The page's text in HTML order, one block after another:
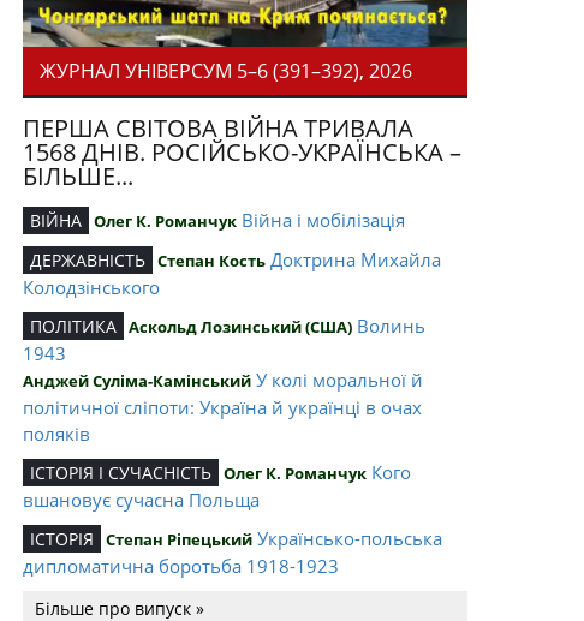
ЖУРНАЛ УНІВЕРСУМ 5–6 (391–392), 2026
ПЕРША СВІТОВА ВІЙНА ТРИВАЛА
1568 ДНІВ. РОСІЙСЬКО-УКРАЇНСЬКА –
БІЛЬШЕ...
ВІЙНА Олег К. Романчук Війна і мобілізація
ДЕРЖАВНІСТЬ Степан Кость Доктрина Михайла
Колодзінського
ПОЛІТИКА Аскольд Лозинський (США) Волинь
1943
Анджей Суліма-Камінський У колі моральної й
політичної сліпоти: Україна й українці в очах
поляків
ІСТОРІЯ І СУЧАСНІСТЬ Олег К. Романчук Кого
вшановує сучасна Польща
ІСТОРІЯ Степан Ріпецький Українсько-польська
дипломатична боротьба 1918-1923
ЕЛІТА НАЦІЇ Оксана Захарчук
Більше про випуск »